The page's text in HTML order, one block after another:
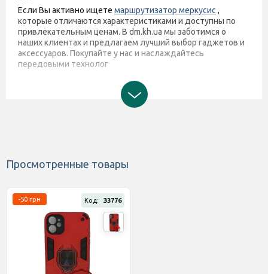
Если Вы активно ищете маршрутизатор меркусис ,
которые отличаются характеристиками и доступны по
привлекательным ценам. В dm.kh.ua мы заботимся о
наших клиентах и предлагаем лучший выбор гаджетов и
аксессуаров. Покупайте у нас и наслаждайтесь
передовыми технолог
Просмотренные товары
Код: 33776
-50 грн